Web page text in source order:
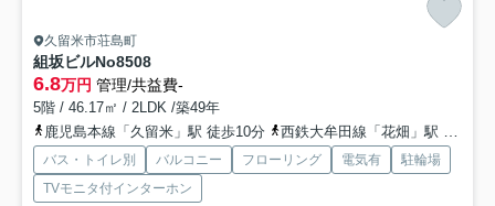
久留米市荘島町
組坂ビルNo8508
6.8万円 管理/共益費-
5階 / 46.17㎡ / 2LDK /築49年
鹿児島本線「久留米」駅 徒歩10分
西鉄大牟田線「花畑」駅 徒歩30分
バス・トイレ別 バルコニー フローリング 電気有
駐輪場
TVモニタ付インターホン